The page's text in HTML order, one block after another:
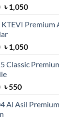
Original
was:
৳ 1,500.
৳1,050Current
is:
Original
was:
৳ 1,500.
৳1,050Current
is:
Classic
Original
was:
৳550Current
is:
Al Asil